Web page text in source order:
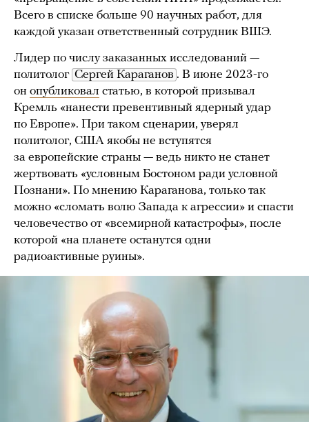
Всего в списке больше 90 научных работ, для
каждой указан ответственный сотрудник ВШЭ.
Лидер по числу заказанных исследований —
политолог Сергей Караганов . В июне 2023-го
он опубликовал статью, в которой призывал
Кремль «нанести превентивный ядерный удар
по Европе». При таком сценарии, уверял
политолог, США якобы не вступятся
за европейские страны — ведь никто не станет
жертвовать «условным Бостоном ради условной
Познани». По мнению Караганова, только так
можно «сломать волю Запада к агрессии» и спасти
человечество от «всемирной катастрофы», после
которой «на планете останутся одни
радиоактивные руины».